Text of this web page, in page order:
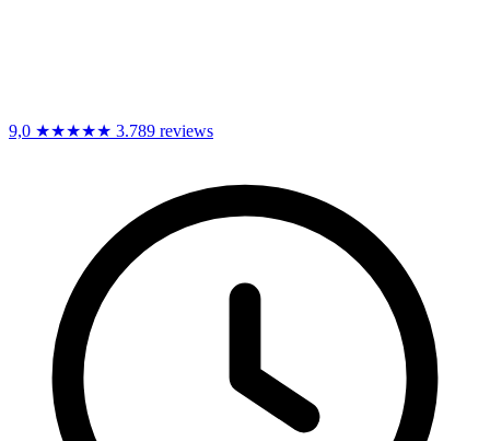
9,0 ★★★★★ 3.789 reviews